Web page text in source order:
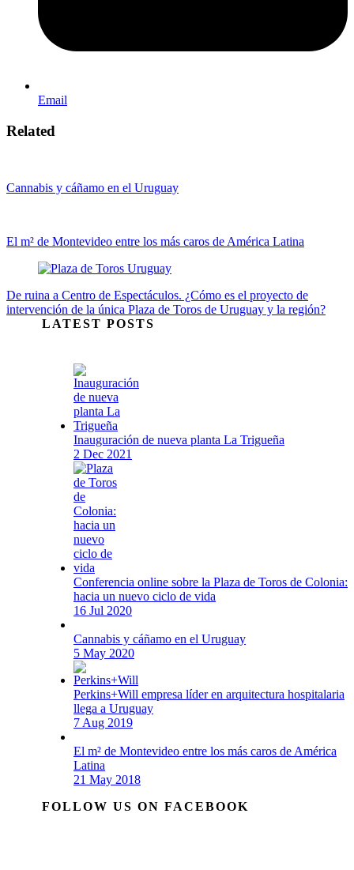
Email
Related
Cannabis y cáñamo en el Uruguay
El m² de Montevideo entre los más caros de América Latina
De ruina a Centro de Espectáculos. ¿Cómo es el proyecto de
intervención de la única Plaza de Toros de Uruguay y la región?
LATEST POSTS
Inauguración de nueva planta La Trigueña
2 Dec 2021
Conferencia online sobre la Plaza de Toros de Colonia:
hacia un nuevo ciclo de vida
16 Jul 2020
Cannabis y cáñamo en el Uruguay
5 May 2020
Perkins+Will empresa líder en arquitectura hospitalaria
llega a Uruguay
7 Aug 2019
El m² de Montevideo entre los más caros de América
Latina
21 May 2018
FOLLOW US ON FACEBOOK